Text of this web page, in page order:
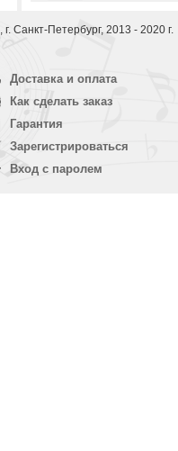
, г. Санкт-Петербург, 2013 - 2020 г.
Доставка и оплата
Как сделать заказ
Гарантия
Зарегистрироваться
Вход с паролем